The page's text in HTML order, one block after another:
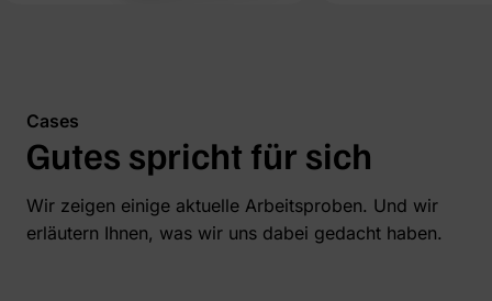
Cases
Gutes spricht für sich
Wir zeigen einige aktuelle Arbeitsproben. Und wir
erläutern Ihnen, was wir uns dabei gedacht haben.